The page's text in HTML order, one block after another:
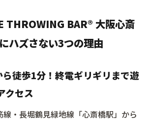
THROWING BAR®︎ 大阪心斎
ハズさない3つの理由
徒歩1分！終電ギリギリまで遊
クセス
線・長堀鶴見緑地線「心斎橋駅」から